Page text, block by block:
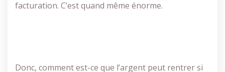
facturation. C’est quand même énorme.
Donc, comment est-ce que l’argent peut rentrer si